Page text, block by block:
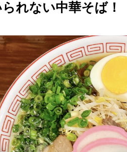
れない中華そば！